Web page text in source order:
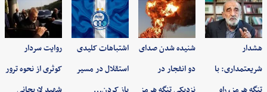
هشدار
شریعتمداری: با
شنیده شدن صدای
دو انفجار در
اشتباهات کلیدی
استقلال در مسیر
روایت سردار
کوثری از نحوه ترور